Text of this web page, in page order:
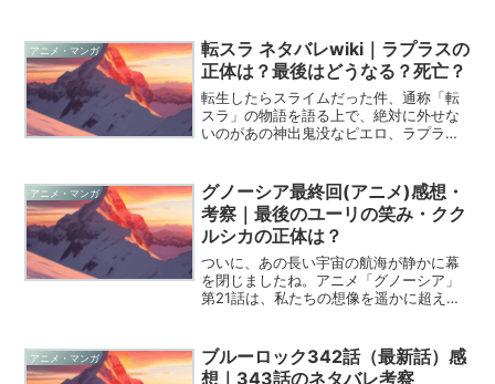
ルディを取り巻く魅力的な面々が辿り着
いたそれぞれの「答え」...
アニメ・マンガ
転スラ ネタバレwiki｜ラプラスの
正体は？最後はどうなる？死亡？
転生したらスライムだった件、通称「転
スラ」の物語を語る上で、絶対に外せな
いのがあの神出鬼没なピエロ、ラプラス
て、常に読者の心をざわつかせてきた彼
ですが、その素顔や正体を...
アニメ・マンガ
グノーシア最終回(アニメ)感想・
考察｜最後のユーリの笑み・クク
ルシカの正体は？
ついに、あの長い宇宙の航海が静かに幕
を閉じましたね。アニメ「グノーシア」
第21話は、私たちの想像を遥かに超える
絶望的なループを繰り返してきたユーリ
が、最後に辿り着いたの...
アニメ・マンガ
ブルーロック342話（最新話）感
想｜343話のネタバレ考察